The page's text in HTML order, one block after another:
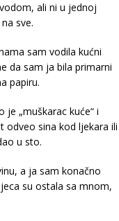
ali ni u jednoj
sve.
sam vodila kućni
da sam ja bila primarni
papiru.
„muškarac kuće“ i
odveo sina kod ljekara ili
u sto.
a ja sam konačno
su ostala sa mnom,